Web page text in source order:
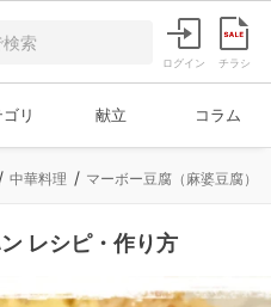
ログイン チラシ
リ 献立 コラム
中華料理 マーボー豆腐（麻婆豆腐）
レシピ・作り方